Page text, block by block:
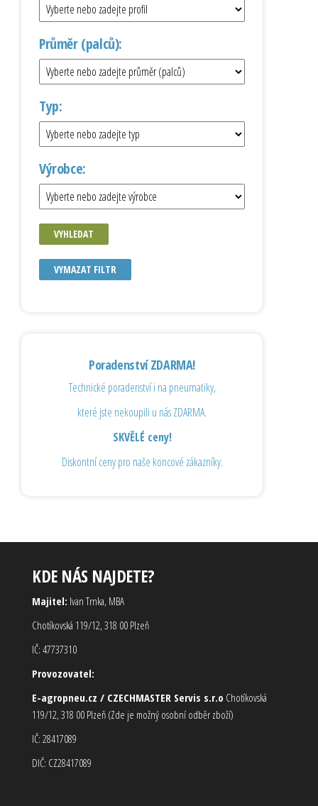
Průměr (palců):
Typ:
Výrobce:
VYHLEDAT
VYMAZAT FILTR
Poradenství ZDARMA!
Technické poradenství i na pneumatiky,
které jste nekoupili u nás ZDARMA.
SKVĚLÉ ceny!
Diskontní ceny pro naše koncové zákazníky.
KDE NÁS NAJDETE?
Majitel: Ivan Trnka, MBA
Chotíkovská 119/12, 318 00 Plzeň
IČ: 47737310
Provozovatel:
E-agropneu.cz / CZECHMASTER Servis s.r.o Chotíkovská
119/12, 318 00 Plzeň (Zde je možný osobní odběr zboží)
IČ: 28417089
DIČ: CZ28417089